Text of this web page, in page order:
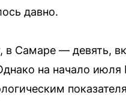
давно.
в Самаре — девять,
на начало июля